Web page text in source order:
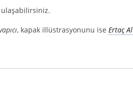
ulaşabilirsiniz.
, kapak illüstrasyonunu ise Ertaç